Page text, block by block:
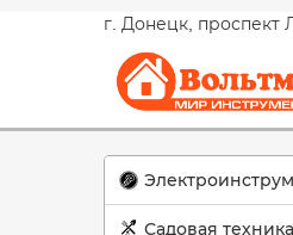
г. Донецк, проспект
Садовая техника